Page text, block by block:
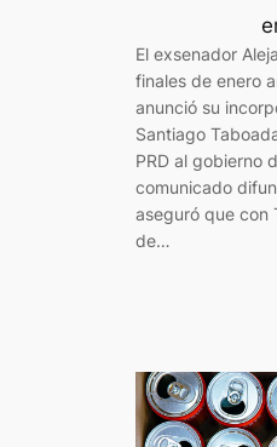
El exsenador
finales de enero
anunció su
Santiago
PRD al gobierno
comunicado
aseguró que con
de…